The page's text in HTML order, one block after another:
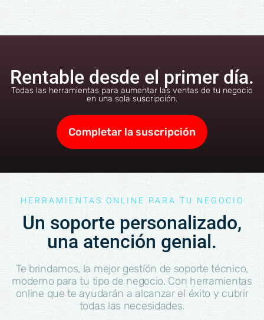
Rentable desde el primer día.
Todas las herramientas para aumentar las ventas de tu negocio
en una sola suscripción.
Completar la suscripción
HERRAMIENTAS ONLINE PARA TU NEGOCIO
Un soporte personalizado,
una atención genial.
Te brindamos, la mejor gestíón de soporte técnico,
moderno para tu tipo de negocio. Con herramientas
online que te ayudarán a alcanzar el éxito y cubrir
todas las necesidades.